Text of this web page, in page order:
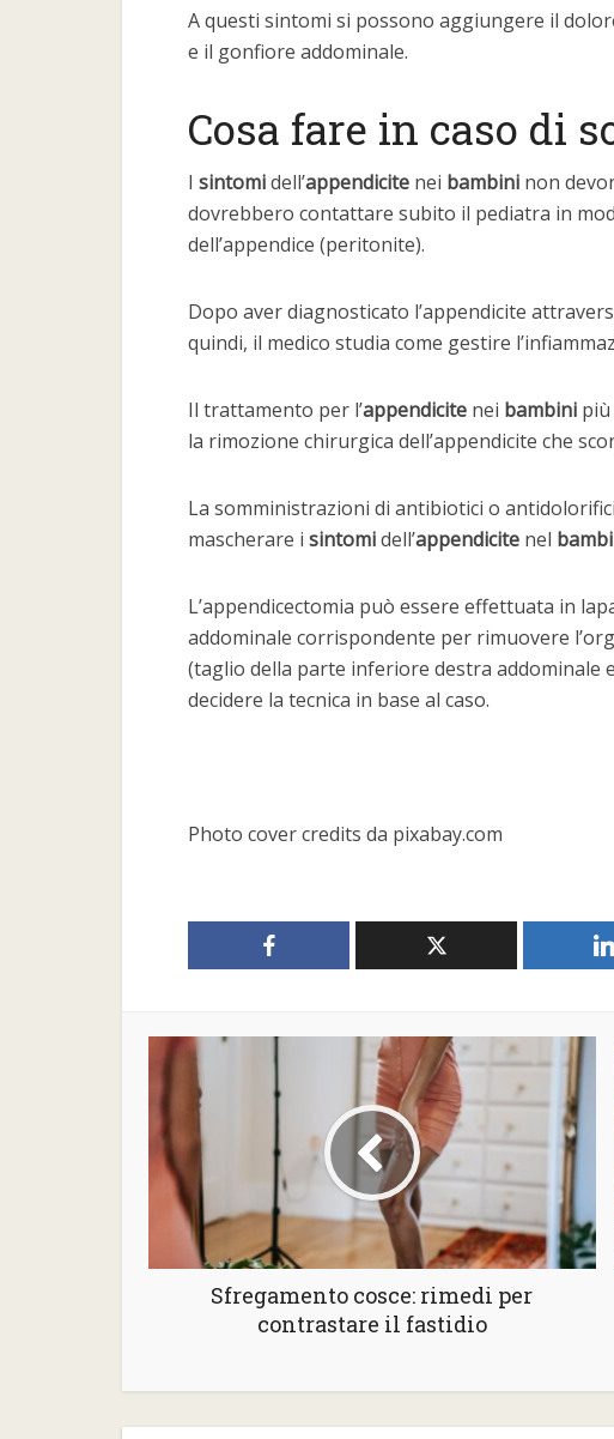
A questi sintomi si possono aggiungere il
e il gonfiore addominale.
Cosa fare in caso di
I sintomidell’appendicite nei bambini non
dovrebbero contattare subito il pediatra in
dell’appendice (peritonite).
Dopo aver diagnosticato l’appendicite
quindi, il medico studia come gestire
Il trattamento per l’appendicite nei bambini più
la rimozione chirurgica dell’appendicite che
La somministrazioni di antibiotici o
mascherare i sintomidell’appendicite nel
L’appendicectomia può essere effettuata in
addominale corrispondente per rimuovere
(taglio della parte inferiore destra addominale
decidere la tecnica in base al caso.
Photo cover credits da pixabay.com
Sfregamento cosce: rimedi per
contrastare il fastidio